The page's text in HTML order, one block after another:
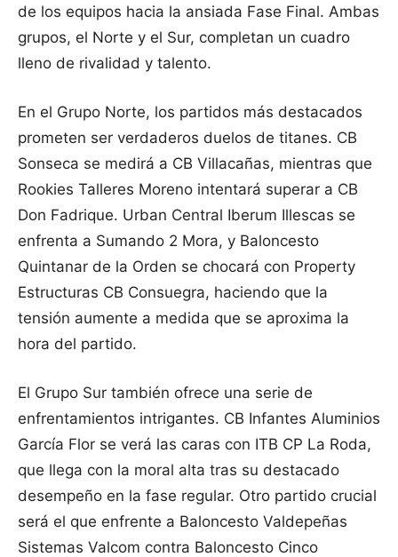
de los equipos hacia la ansiada Fase Final. Ambas
grupos, el Norte y el Sur, completan un cuadro
lleno de rivalidad y talento.
En el Grupo Norte, los partidos más destacados
prometen ser verdaderos duelos de titanes. CB
Sonseca se medirá a CB Villacañas, mientras que
Rookies Talleres Moreno intentará superar a CB
Don Fadrique. Urban Central Iberum Illescas se
enfrenta a Sumando 2 Mora, y Baloncesto
Quintanar de la Orden se chocará con Property
Estructuras CB Consuegra, haciendo que la
tensión aumente a medida que se aproxima la
hora del partido.
El Grupo Sur también ofrece una serie de
enfrentamientos intrigantes. CB Infantes Aluminios
García Flor se verá las caras con ITB CP La Roda,
que llega con la moral alta tras su destacado
desempeño en la fase regular. Otro partido crucial
será el que enfrente a Baloncesto Valdepeñas
Sistemas Valcom contra Baloncesto Cinco